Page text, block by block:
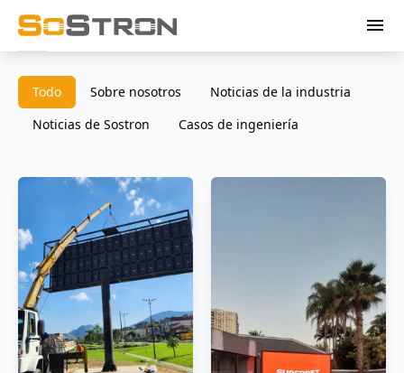
menu
Todo Sobre nosotros
Noticias de la industria
Noticias de Sostron
Casos de ingeniería